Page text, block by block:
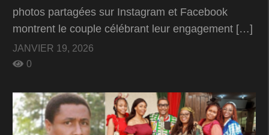
photos partagées sur Instagram et Facebook
montrent le couple célébrant leur engagement […]
JANVIER 19, 2026
0